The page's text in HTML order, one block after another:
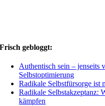
Frisch gebloggt:
Authentisch sein – jenseits
Selbstoptimierung
Radikale Selbstfürsorge ist
Radikale Selbstakzeptanz:
kämpfen